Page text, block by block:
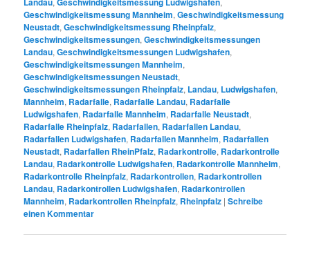
Geschwindigkeitsmessung Mannheim,Geschwindigkeitsmessung
Neustadt,Geschwindigkeitsmessung Rheinpfalz,
Geschwindigkeitsmessungen,Geschwindigkeitsmessungen
Landau,Geschwindigkeitsmessungen Ludwigshafen,
Geschwindigkeitsmessungen Mannheim,
Geschwindigkeitsmessungen Neustadt,
Geschwindigkeitsmessungen Rheinpfalz, Landau, Ludwigshafen,
Mannheim, Radarfalle, Radarfalle Landau, Radarfalle
Ludwigshafen, Radarfalle Mannheim, Radarfalle Neustadt,
Radarfalle Rheinpfalz, Radarfallen, Radarfallen Landau,
Radarfallen Ludwigshafen, Radarfallen Mannheim, Radarfallen
Neustadt, Radarfallen RheinPfalz, Radarkontrolle, Radarkontrolle
Landau, Radarkontrolle Ludwigshafen, Radarkontrolle Mannheim,
Radarkontrolle Rheinpfalz, Radarkontrollen, Radarkontrollen
Landau, Radarkontrollen Ludwigshafen, Radarkontrollen
Mannheim, Radarkontrollen Rheinpfalz, Rheinpfalz |Schreibe
einen Kommentar